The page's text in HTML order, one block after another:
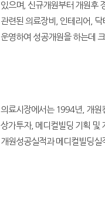
있으며, 신규개원부터 개원후
관련된 의료장비, 인테리어,
운영하여 성공개원을 하는데
의료시장에서는 1994년, 개원
상가투자, 메디컬빌딩 기획 및
개원성공실적과 메디컬빌딩